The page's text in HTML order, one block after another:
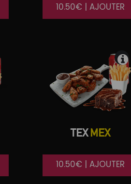
10.50€ | AJOUTER
TEXMEX
10.50€ | AJOUTER